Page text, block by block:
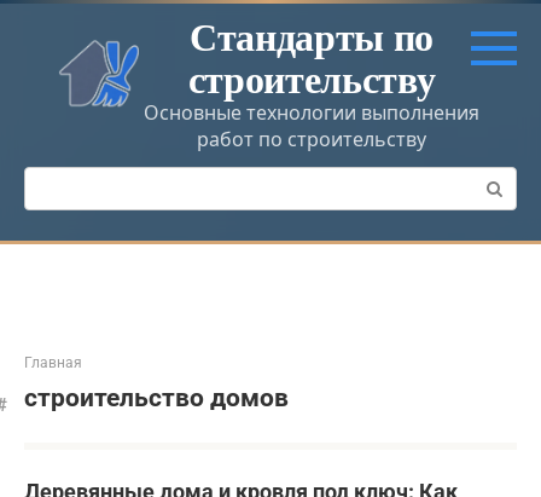
Перейти
контенту
Стандарты по
строительству
Основные технологии выполнения
работ по строительству
Поиск:
Главная
строительство домов
Деревянные дома и кровля под ключ: Как